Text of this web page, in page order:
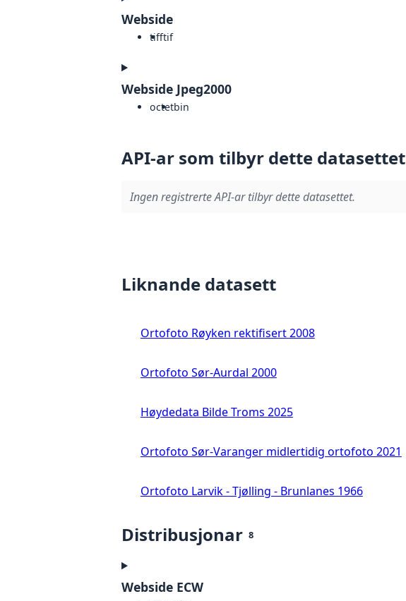
Webside
tifftif
Webside Jpeg2000
octetbin
API-ar som tilbyr dette datasettet
Ingen registrerte API-ar tilbyr dette datasettet.
Liknande datasett
Ortofoto Røyken rektifisert 2008
Ortofoto Sør-Aurdal 2000
Høydedata Bilde Troms 2025
Ortofoto Sør-Varanger midlertidig ortofoto 2021
Ortofoto Larvik - Tjølling - Brunlanes 1966
Distribusjonar 8
Webside ECW